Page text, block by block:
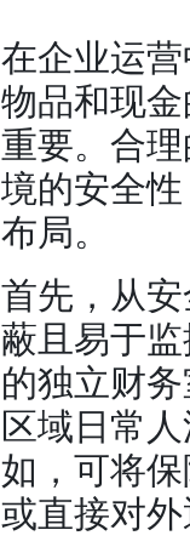
在企业运
物品和现
重要。合
境的安全
布局。
首先，从
蔽且易于
的独立财
区域日常
如，可将
或直接对